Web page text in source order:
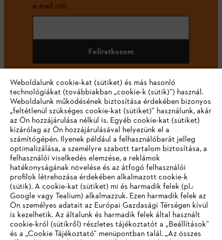
e-mail cím
Feliratkozom
#STIHL
Vállalat
STIHL GYIK
Weboldalunk cookie-kat (sütiket) és más hasonló
technológiákat (továbbiakban „cookie-k (sütik)”) használ.
Weboldalunk működésének biztosítása érdekében bizonyos
„feltétlenül szükséges cookie-kat (sütiket)” használunk, akár
az Ön hozzájárulása nélkül is. Egyéb cookie-kat (sütiket)
kizárólag az Ön hozzájárulásával helyezünk el a
számítógépén. Ilyenek például a felhasználóbarát jelleg
optimalizálása, a személyre szabott tartalom biztosítása, a
felhasználói viselkedés elemzése, a reklámok
hatékonyságának növelése és az átfogó felhasználói
profilok létrehozása érdekében alkalmazott cookie-k
(sütik). A cookie-kat (sütiket) mi és harmadik felek (pl.:
Google vagy Tealium) alkalmazzuk. Ezen harmadik felek az
Ön személyes adatait az Európai Gazdasági Térségen kívül
is kezelhetik. Az általunk és harmadik felek által használt
cookie-król (sütikről) részletes tájékoztatót a „Beállítások”
és a „Cookie Tájékoztató” menüpontban talál. „Az összes